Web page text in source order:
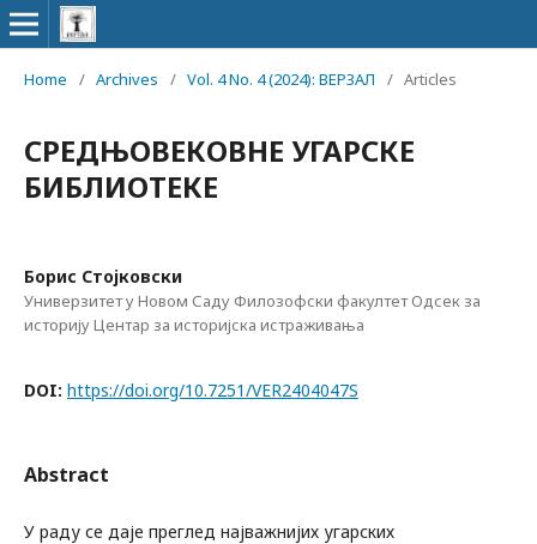
Home / Archives / Vol. 4 No. 4 (2024): ВЕРЗАЛ / Articles
СРЕДЊОВЕКОВНЕ УГАРСКЕ
БИБЛИОТЕКЕ
Борис Стојковски
Универзитет у Новом Саду Филозофски факултет Одсек за
историју Центар за историјска истраживања
DOI: https://doi.org/10.7251/VER2404047S
Abstract
У раду се даје преглед најважнијих угарских